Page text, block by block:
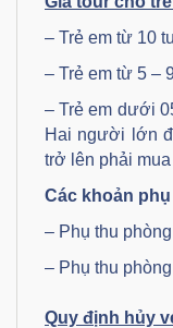
– Trẻ em từ 10
– Trẻ em từ 5 –
– Trẻ em dưới
Hai người lớn
trở lên phải mua
Các khoản
– Phụ thu
– Phụ thu
Quy định hủy